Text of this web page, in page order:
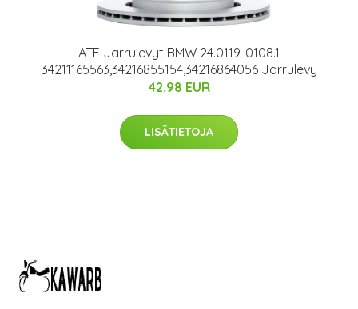
ATE Jarrulevyt BMW 24.0119-0108.1
34211165563,34216855154,34216864056 Jarrulevy
42.98 EUR
LISÄTIETOJA